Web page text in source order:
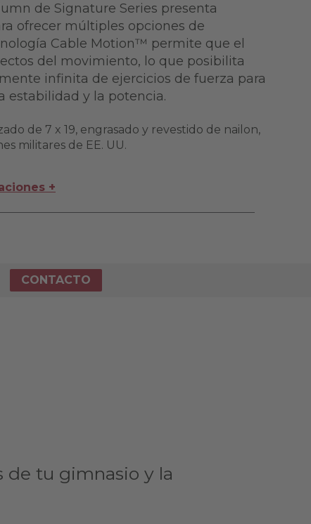
de Signature Series presenta
ofrecer múltiples opciones de
Cable Motion™ permite que el
del movimiento, lo que posibilita
infinita de ejercicios de fuerza para
estabilidad y la potencia.
de 7 x 19, engrasado y revestido de nailon,
militares de EE. UU.
+
CONTACTO
de tu gimnasio y la